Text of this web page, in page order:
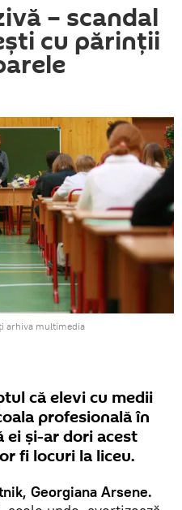
– scandal
cu părinții
arhiva multimedia
că elevi cu medii
profesională în
ei și-ar dori acest
fi locuri la liceu.
Georgiana Arsene.